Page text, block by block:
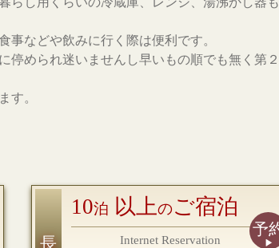
事などや飲みに行く際は便利です。
停められ迷いませんし早いもの順でも無く第
す。
長 期
10泊 以上のご宿泊
Internet Reservation
予